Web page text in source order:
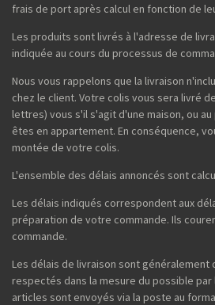
frais de port après calcul en fonction de
Les produits sont livrés à l'adresse de
indiquée au cours du processus de
Nous vous rappelons que la livraison
chez le client. Votre colis vous sera livré
lettres) vous s'il s'agit d'une maison, ou
êtes en appartement. En conséquence,
montée de votre colis.
L'ensemble des délais annoncés sont
Les délais indiqués correspondent aux
préparation de votre commande. Ils
commande.
Les délais de livraison sont généralement
respectés dans la mesure du possible par
articles sont envoyés via la poste au